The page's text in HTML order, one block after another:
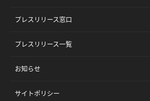
プレスリリース窓口
プレスリリース一覧
お知らせ
サイトポリシー